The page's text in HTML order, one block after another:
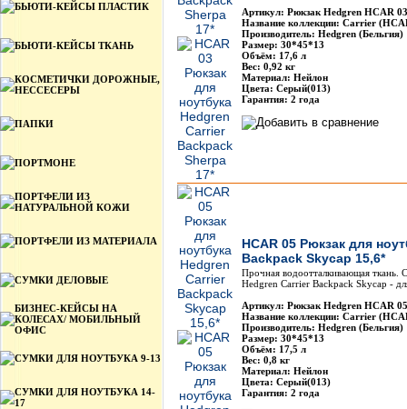
БЬЮТИ-КЕЙСЫ ПЛАСТИК
БЬЮТИ-КЕЙСЫ ТКАНЬ
КОСМЕТИЧКИ ДОРОЖНЫЕ,
НЕССЕСЕРЫ
ПАПКИ
ПОРТМОНЕ
ПОРТФЕЛИ ИЗ
НАТУРАЛЬНОЙ КОЖИ
ПОРТФЕЛИ ИЗ МАТЕРИАЛА
СУМКИ ДЕЛОВЫЕ
БИЗНЕС-КЕЙСЫ НА
КОЛЕСАХ/ МОБИЛЬНЫЙ
ОФИС
СУМКИ ДЛЯ НОУТБУКА 9-13
СУМКИ ДЛЯ НОУТБУКА 14-
17
Артикул: Рюкзак Hedgren HCAR 03
Название коллекции: Carrier
Производитель: Hedgren (Бельгия)
Размер: 30*45*13
Объём: 17,6 л
Вес: 0,92 кг
Материал: Нейлон
Цвета: Серый(013)
Гарантия: 2 года
HCAR 05 Рюкзак для
Backpack Skycap 15,6*
Прочная водоотталкивающая ткань.
Hedgren Carrier Backpack Skycap -
Артикул: Рюкзак Hedgren HCAR 05
Название коллекции: Carrier
Производитель: Hedgren (Бельгия)
Размер: 30*45*13
Объём: 17,5 л
Вес: 0,8 кг
Материал: Нейлон
Цвета: Серый(013)
Гарантия: 2 года